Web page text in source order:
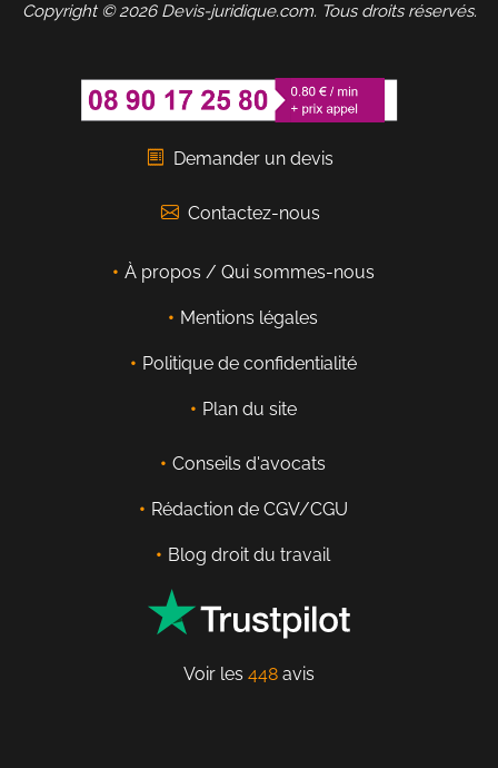
Copyright © 2026 Devis-juridique.com. Tous droits réservés.
Demander un devis
Contactez-nous
À propos / Qui sommes-nous
Mentions légales
Politique de confidentialité
Plan du site
Conseils d'avocats
Rédaction de CGV/CGU
Blog droit du travail
Voir les 448 avis